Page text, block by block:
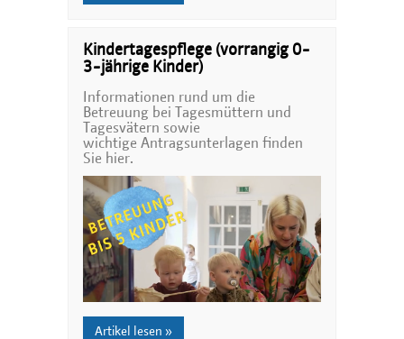
Kindertagespflege (vorrangig 0-
3-jährige Kinder)
Informationen rund um die
Betreuung bei Tagesmüttern und
Tagesvätern sowie
wichtige Antragsunterlagen finden
Sie hier.
Artikel lesen »